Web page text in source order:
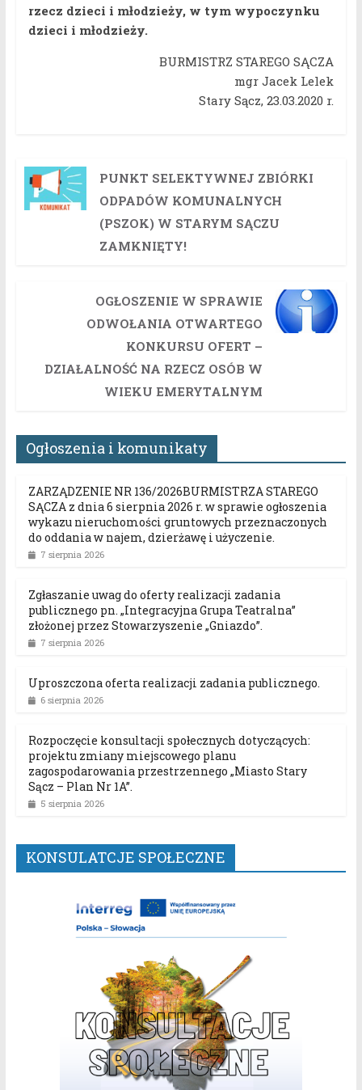
rzecz dzieci i młodzieży, w tym wypoczynku
dzieci i młodzieży.
BURMISTRZ STAREGO SĄCZA
mgr Jacek Lelek
Stary Sącz, 23.03.2020 r.
PUNKT SELEKTYWNEJ ZBIÓRKI
ODPADÓW KOMUNALNYCH
(PSZOK) W STARYM SĄCZU
ZAMKNIĘTY!
OGŁOSZENIE W SPRAWIE
ODWOŁANIA OTWARTEGO
KONKURSU OFERT –
DZIAŁALNOŚĆ NA RZECZ OSÓB W
WIEKU EMERYTALNYM
Ogłoszenia i komunikaty
ZARZĄDZENIE NR 136/2026BURMISTRZA STAREGO
SĄCZA z dnia 6 sierpnia 2026 r. w sprawie ogłoszenia
wykazu nieruchomości gruntowych przeznaczonych
do oddania w najem, dzierżawę i użyczenie.
7 sierpnia 2026
Zgłaszanie uwag do oferty realizacji zadania
publicznego pn. „Integracyjna Grupa Teatralna”
złożonej przez Stowarzyszenie „Gniazdo”.
7 sierpnia 2026
Uproszczona oferta realizacji zadania publicznego.
6 sierpnia 2026
Rozpoczęcie konsultacji społecznych dotyczących:
projektu zmiany miejscowego planu
zagospodarowania przestrzennego „Miasto Stary
Sącz – Plan Nr 1A”.
5 sierpnia 2026
KONSULATCJE SPOŁECZNE